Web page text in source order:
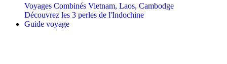
Voyages Combinés Vietnam, Laos, Cambodge
Découvrez les 3 perles de l'Indochine
Guide voyage